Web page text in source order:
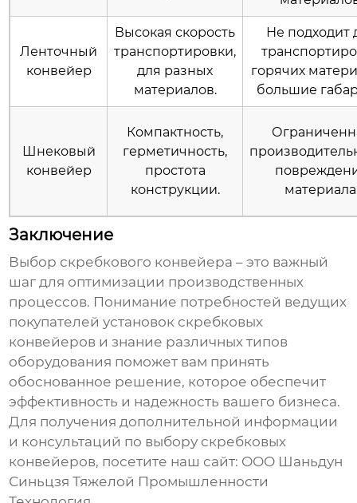
Ленточный
конвейер
Высокая скорость
транспортировки,
для разных
материалов.
Не подходит
горячих
большие
Шнековый
конвейер
Компактность,
герметичность,
простота
конструкции.
Заключение
Выбор скребкового конвейера – это важный
шаг для оптимизации производственных
процессов. Понимание потребностей ведущих
покупателей установок скребковых
конвейеров и знание различных типов
оборудования поможет вам принять
обоснованное решение, которое обеспечит
эффективность и надежность вашего бизнеса.
Для получения дополнительной информации
и консультаций по выбору скребковых
конвейеров, посетите наш сайт: ООО Шаньдун
Синьцзя Тяжелой Промышленности